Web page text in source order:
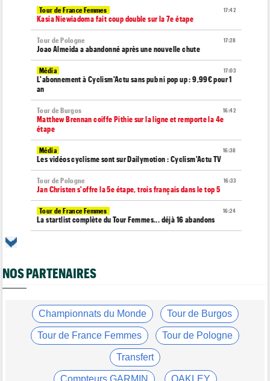
17:42
Tour de France Femmes
Kasia Niewiadoma fait coup double sur la 7e étape
17:28
Tour de Pologne
Joao Almeida a abandonné après une nouvelle chute
17:03
Média
L'abonnement à Cyclism'Actu sans pub ni pop up : 9,99€ pour 1
an
16:42
Tour de Burgos
Matthew Brennan coiffe Pithie sur la ligne et remporte la 4e
étape
16:38
Média
Les vidéos cyclisme sont sur Dailymotion : Cyclism'Actu TV
16:33
Tour de Pologne
Jan Christen s'offre la 5e étape, trois français dans le top 5
16:24
Tour de France Femmes
La startlist complète du Tour Femmes... déjà 16 abandons
Transfert
Joe Blackmore devrait rejoindre une grosse équipe WorldTour
Émilien Jacquelin va faire ses débuts sur la Polynormande, le 16
août !
15:00
Tour de France Femmes
Horaires et chaînes… La diffusion TV de la 7e étape du Tour
NOS PARTENAIRES
Championnats du Monde Tour de Burgos
Tour de France Femmes Tour de Pologne
Transfert
Compteurs GARMIN OAKLEY